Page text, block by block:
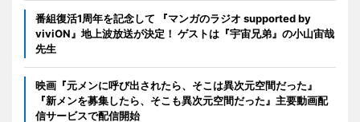
番組復活1周年を記念して 『マンガのラジオ supported by
viviON』地上波放送が決定！ ゲストは『宇宙兄弟』の小山宙哉
先生
映画『元メンに呼び出されたら、そこは異次元空間だった』
『新メンを募集したら、そこも異次元空間だった』主要動画配
信サービスで配信開始